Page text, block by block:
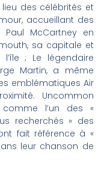
des célébrités et
accueillant des
McCartney en
sa capitale et
; Le légendaire
Martin, a même
emblématiques Air
Uncommon
l’un des «
recherchés » des
fait référence à «
leur chanson de